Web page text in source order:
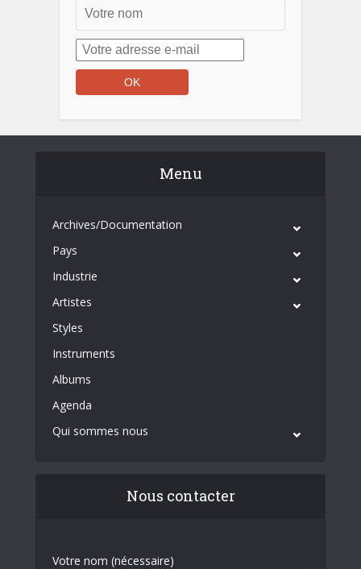
Menu
Archives/Documentation
Pays
Industrie
Artistes
Styles
Instruments
Albums
Agenda
Qui sommes nous
Nous contacter
Votre nom (nécessaire)